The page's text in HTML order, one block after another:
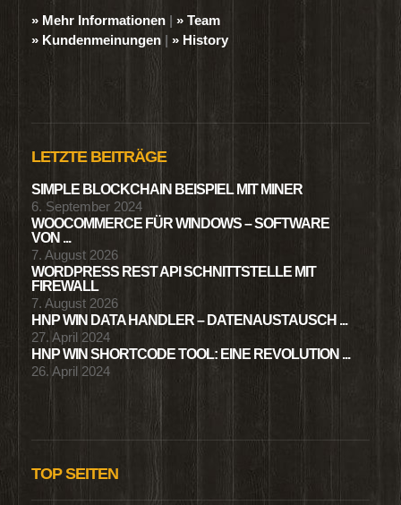
» Mehr Informationen | » Team
» Kundenmeinungen | » History
LETZTE BEITRÄGE
SIMPLE BLOCKCHAIN BEISPIEL MIT MINER
6. September 2024
WOOCOMMERCE FÜR WINDOWS – SOFTWARE
VON ...
7. August 2026
WORDPRESS REST API SCHNITTSTELLE MIT
FIREWALL
7. August 2026
HNP WIN DATA HANDLER – DATENAUSTAUSCH ...
27. April 2024
HNP WIN SHORTCODE TOOL: EINE REVOLUTION ...
26. April 2024
TOP SEITEN